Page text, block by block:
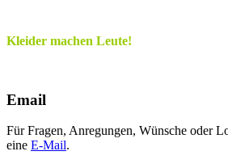
Kleider machen Leute!
Email
Für Fragen, Anregungen, Wünsche oder
eine E-Mail.